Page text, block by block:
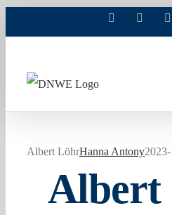
Facebook
Albert LöhrHanna Antony
Albert